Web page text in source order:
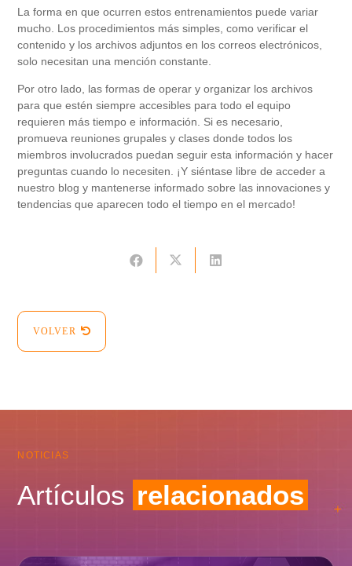
La forma en que ocurren estos entrenamientos puede variar
mucho. Los procedimientos más simples, como verificar el
contenido y los archivos adjuntos en los correos electrónicos,
solo necesitan una mención constante.
Por otro lado, las formas de operar y organizar los archivos
para que estén siempre accesibles para todo el equipo
requieren más tiempo e información. Si es necesario,
promueva reuniones grupales y clases donde todos los
miembros involucrados puedan seguir esta información y hacer
preguntas cuando lo necesiten. ¡Y siéntase libre de acceder a
nuestro blog y mantenerse informado sobre las innovaciones y
tendencias que aparecen todo el tiempo en el mercado!
VOLVER
NOTICIAS
Artículos relacionados